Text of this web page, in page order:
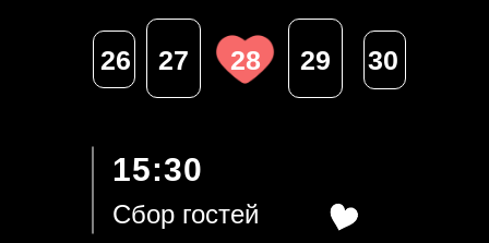
26 30
Сбор гостей
15:30
27 29
28